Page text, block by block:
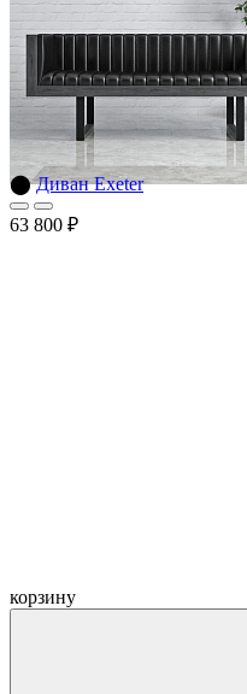
⬤ Диван Exeter
63 800 ₽
корзину